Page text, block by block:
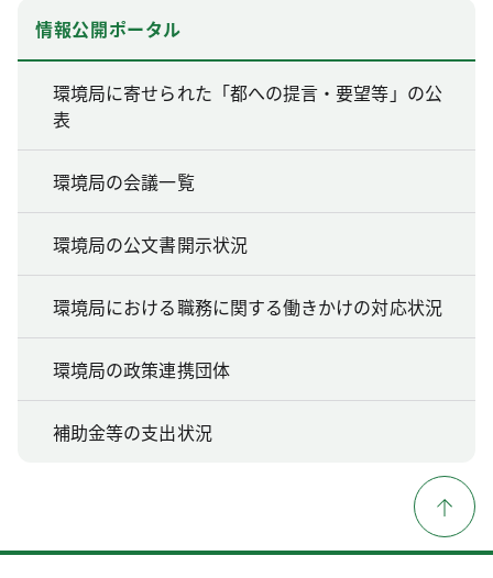
情報公開ポータル
環境局に寄せられた「都への提言・要望等」の公
表
環境局の会議一覧
環境局の公文書開示状況
環境局における職務に関する働きかけの対応状況
環境局の政策連携団体
補助金等の支出状況